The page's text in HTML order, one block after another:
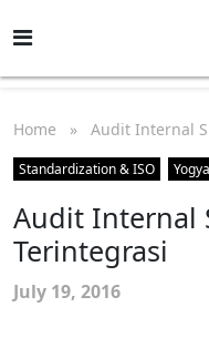
Home » Audit Internal
Standardization & ISO
Audit Internal
Terintegrasi
July 19, 2016